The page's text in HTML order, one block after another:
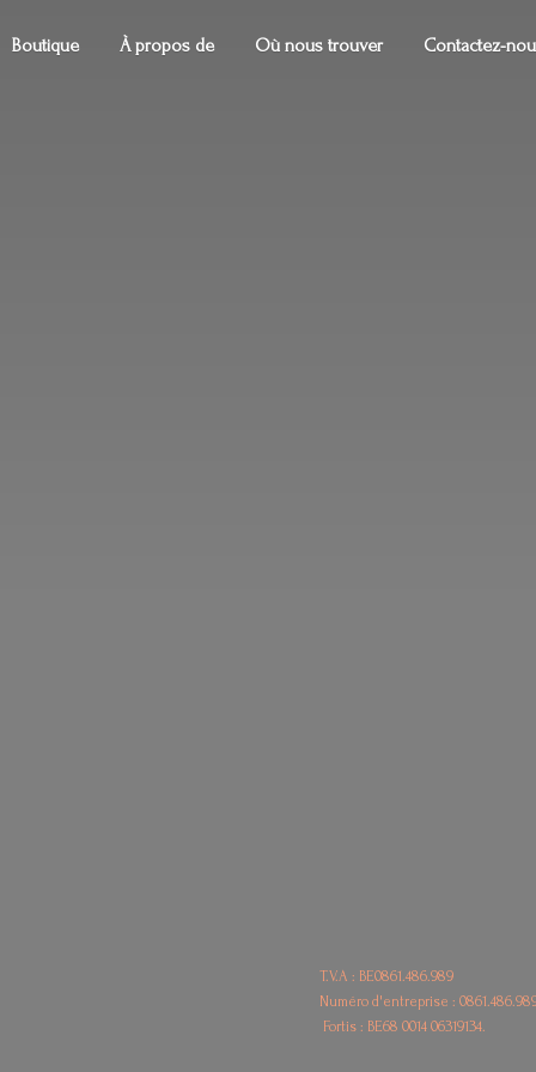
Boutique À propos de Où nous trouver Contactez-
T.V.A : BE0861.486.989
Numéro d'entreprise :
Fortis : BE68 0014 06319134.